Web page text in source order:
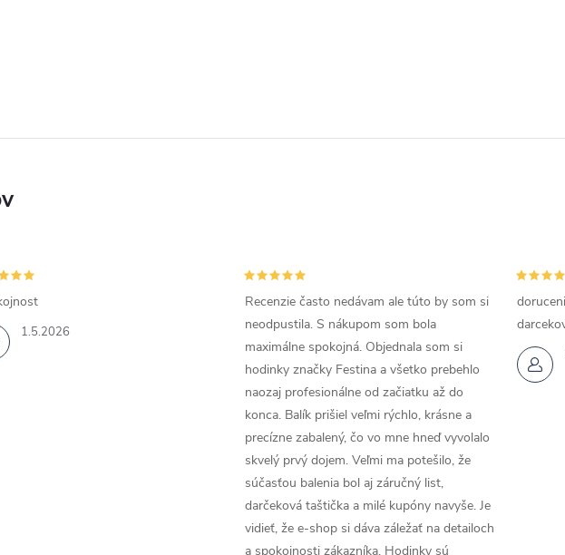
1.5.2026
Recenzie často nedávam ale túto by som si
neodpustila. S nákupom som bola
maximálne spokojná. Objednala som si
hodinky značky Festina a všetko prebehlo
naozaj profesionálne od začiatku až do
konca. Balík prišiel veľmi rýchlo, krásne a
precízne zabalený, čo vo mne hneď vyvolalo
skvelý prvý dojem. Veľmi ma potešilo, že
súčasťou balenia bol aj záručný list,
darčeková taštička a milé kupóny navyše. Je
vidieť, že e-shop si dáva záležať na detailoch
a spokojnosti zákazníka. Hodinky sú